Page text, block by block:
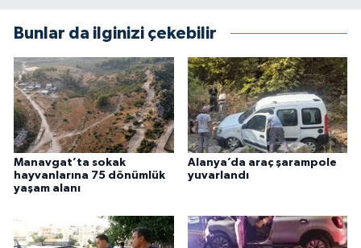
Bunlar da ilginizi çekebilir
Manavgat’ta sokak
hayvanlarına 75 dönümlük
yaşam alanı
Alanya’da araç şarampole
yuvarlandı